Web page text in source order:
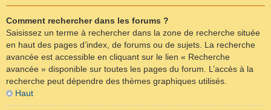
Comment rechercher dans les forums ?
Saisissez un terme à rechercher dans la zone de recherche située
en haut des pages d’index, de forums ou de sujets. La recherche
avancée est accessible en cliquant sur le lien « Recherche
avancée » disponible sur toutes les pages du forum. L’accès à la
recherche peut dépendre des thèmes graphiques utilisés.
Haut